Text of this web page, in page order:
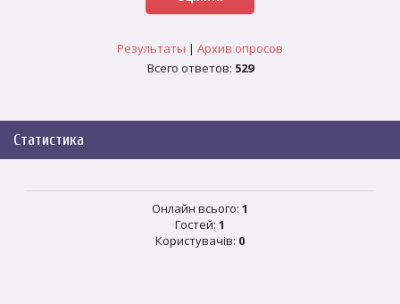
Результаты | Архив опросов
Всего ответов: 529
Статистика
Онлайн всього: 1
Гостей: 1
Користувачів: 0